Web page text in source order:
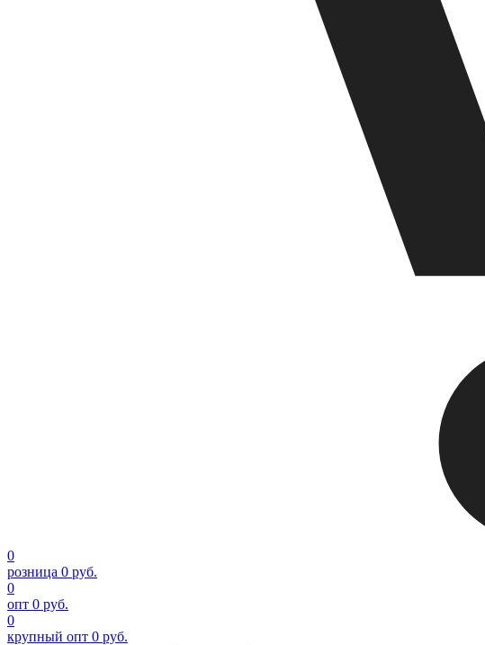
0
розница 0 руб.
0
опт 0 руб.
0
крупный опт 0 руб.